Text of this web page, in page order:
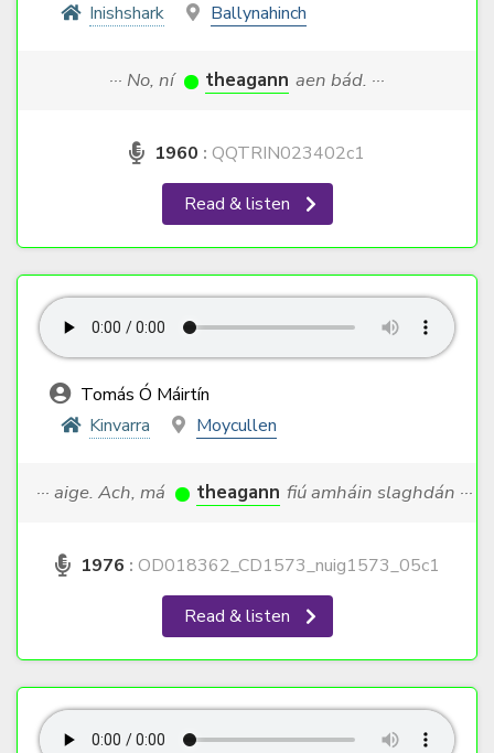
Inishshark
Ballynahinch
··· No, ní theagann aen bád. ···
1960 : QQTRIN023402c1
Read & listen
Tomás Ó Máirtín
Kinvarra
Moycullen
··· aige. Ach, má theagann fiú amháin slaghdán ···
1976 : OD018362_CD1573_nuig1573_05c1
Read & listen